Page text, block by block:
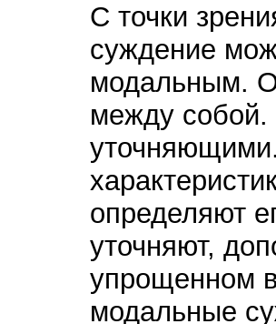
С точки
суждение
модальным.
между собой.
определяют
уточняют,
упрощенном
модальные